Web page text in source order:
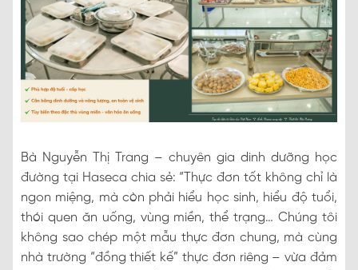
Bà Nguyễn Thị Trang – chuyên gia dinh dưỡng học
đường tại Haseca chia sẻ: “Thực đơn tốt không chỉ là
ngon miệng, mà còn phải hiểu học sinh, hiểu độ tuổi,
thói quen ăn uống, vùng miền, thể trạng… Chúng tôi
không sao chép một mẫu thực đơn chung, mà cùng
nhà trường “đồng thiết kế” thực đơn riêng – vừa đảm